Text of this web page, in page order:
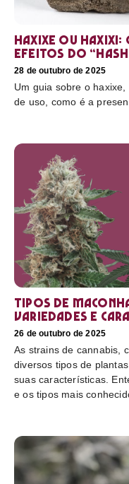
Haxixe ou Haxixi:
efeitos do
28 de outubro de 2025
Um guia sobre o
de uso, como é a
Tipos de
variedades e
26 de outubro de 2025
As strains de cannabis,
diversos tipos de
suas características.
e os tipos mais